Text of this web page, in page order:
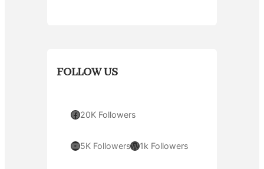
FOLLOW US
Facebook 20K Followers
YouTube 5K FollowersWordPress 1k Followers